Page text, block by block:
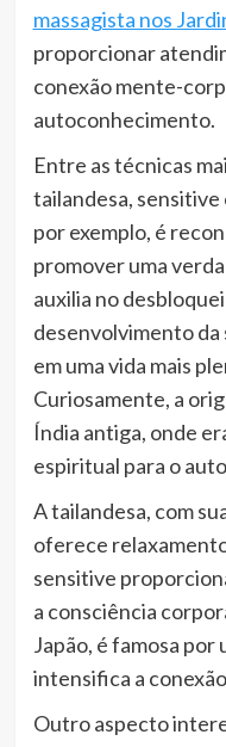
massagista nos
proporcionar
conexão mente-
autoconhecimento.
Entre as técnicas
tailandesa, sensitive
por exemplo, é
promover uma
auxilia no
desenvolvimento da
em uma vida mais
Curiosamente, a
Índia antiga, onde
espiritual para o
A tailandesa, com
oferece
sensitive
a consciência
Japão, é famosa por
intensifica a
Outro aspecto